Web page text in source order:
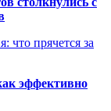
что прячется за
эффективно